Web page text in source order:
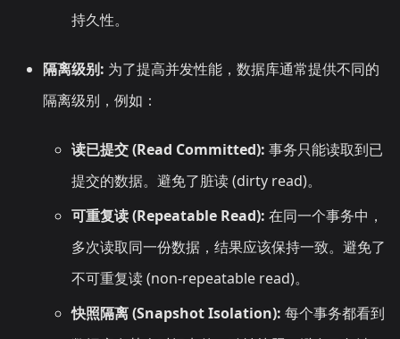
持久性。
隔离级别: 为了提高并发性能，数据库通常提供不同的
隔离级别，例如：
读已提交 (Read Committed): 事务只能读取到已
提交的数据。避免了脏读 (dirty read)。
可重复读 (Repeatable Read): 在同一个事务中，
多次读取同一份数据，结果应该保持一致。避免了
不可重复读 (non-repeatable read)。
快照隔离 (Snapshot Isolation): 每个事务都看到